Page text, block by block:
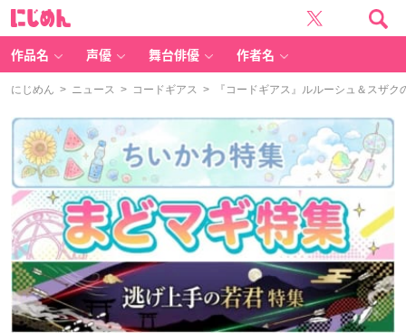
作品名 声優 舞台俳優 作者名
にじめん > ニュース > コードギアス > 『コードギアス』ルルーシュ＆スザク